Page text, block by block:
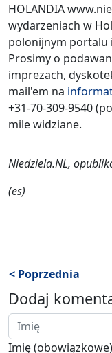
HOLANDIA
wydarzeniach w
polonijnym portalu
Prosimy o
imprezach,
mail'em na
+31-70-309-9540
mile widziane.
Niedziela.NL,
(es)
< Poprzednia
Dodaj
Imię (obowiązkowe)